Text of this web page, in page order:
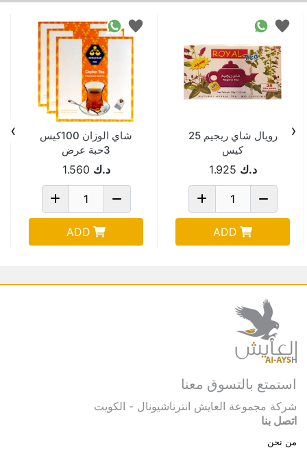
رويال شاي ريجيم 25
كيس
د.ك 1.925
ADD
شاي الوزان 100كيس
3حبة عرض
د.ك 1.560
ADD
‹
›
استمتع بالتسوق معنا
شركة مجموعة العايش انترناشيونال - الكويت
اتصل بنا
من نحن